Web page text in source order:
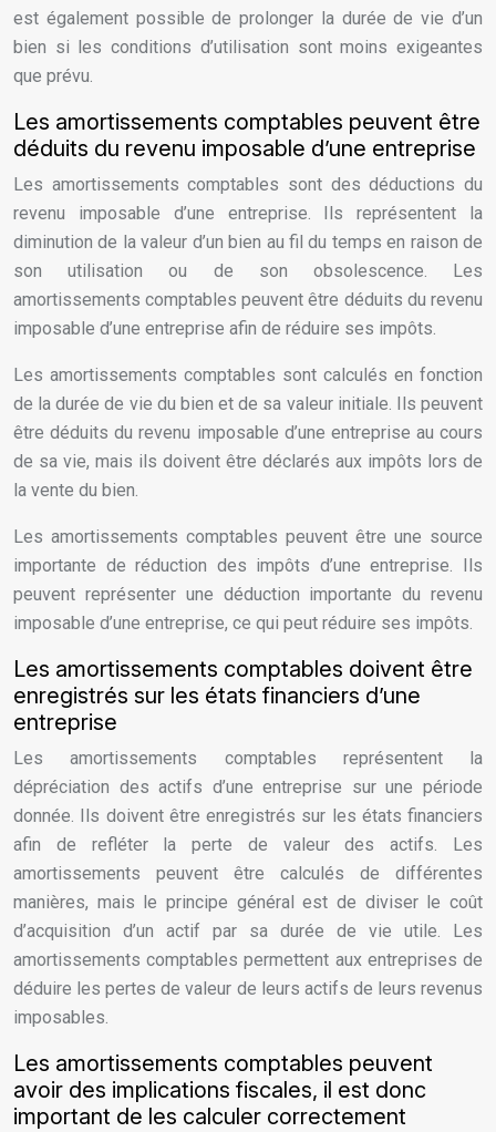
est également possible de prolonger la durée de vie d’un
bien si les conditions d’utilisation sont moins exigeantes
que prévu.
Les amortissements comptables peuvent être
déduits du revenu imposable d’une entreprise
Les amortissements comptables sont des déductions du
revenu imposable d’une entreprise. Ils représentent la
diminution de la valeur d’un bien au fil du temps en raison de
son utilisation ou de son obsolescence. Les
amortissements comptables peuvent être déduits du revenu
imposable d’une entreprise afin de réduire ses impôts.
Les amortissements comptables sont calculés en fonction
de la durée de vie du bien et de sa valeur initiale. Ils peuvent
être déduits du revenu imposable d’une entreprise au cours
de sa vie, mais ils doivent être déclarés aux impôts lors de
la vente du bien.
Les amortissements comptables peuvent être une source
importante de réduction des impôts d’une entreprise. Ils
peuvent représenter une déduction importante du revenu
imposable d’une entreprise, ce qui peut réduire ses impôts.
Les amortissements comptables doivent être
enregistrés sur les états financiers d’une
entreprise
Les amortissements comptables représentent la
dépréciation des actifs d’une entreprise sur une période
donnée. Ils doivent être enregistrés sur les états financiers
afin de refléter la perte de valeur des actifs. Les
amortissements peuvent être calculés de différentes
manières, mais le principe général est de diviser le coût
d’acquisition d’un actif par sa durée de vie utile. Les
amortissements comptables permettent aux entreprises de
déduire les pertes de valeur de leurs actifs de leurs revenus
imposables.
Les amortissements comptables peuvent
avoir des implications fiscales, il est donc
important de les calculer correctement